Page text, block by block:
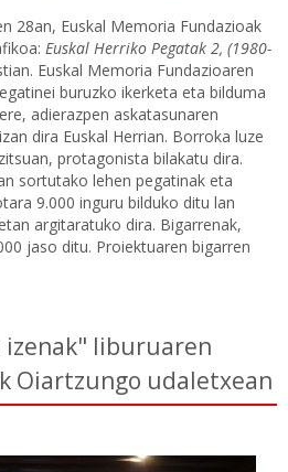
28an, Euskal Memoria Fundazioak
Euskal Herriko Pegatak 2, (1980-
Euskal Memoria Fundazioaren
buruzko ikerketa eta bilduma
adierazpen askatasunaren
dira Euskal Herrian. Borroka luze
protagonista bilakatu dira.
sortutako lehen pegatinak eta
9.000 inguru bilduko ditu lan
argitaratuko dira. Bigarrenak,
jaso ditu. Proiektuaren bigarren
izenak" liburuaren
Oiartzungo udaletxean